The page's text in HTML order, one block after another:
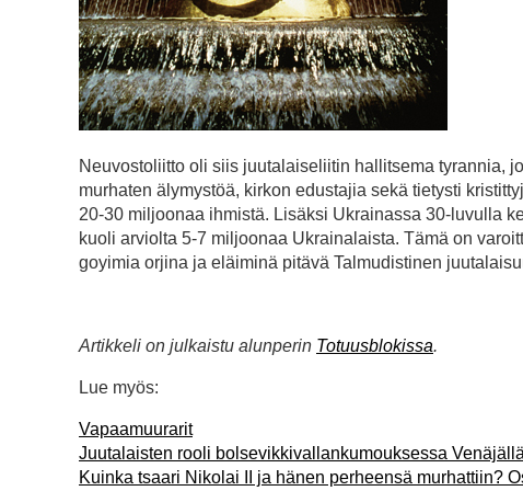
Neuvostoliitto oli siis juutalaiseliitin hallitsema tyrannia,
murhaten älymystöä, kirkon edustajia sekä tietysti
20-30 miljoonaa ihmistä. Lisäksi Ukrainassa 30-luvulla
kuoli arviolta 5-7 miljoonaa Ukrainalaista. Tämä on
goyimia orjina ja eläiminä pitävä Talmudistinen
Artikkeli on julkaistu alunperin Totuusblokissa.
Lue myös:
Vapaamuurarit
Juutalaisten rooli bolsevikkivallankumouksessa Venäjällä
Kuinka tsaari Nikolai II ja hänen perheensä murhattiin?